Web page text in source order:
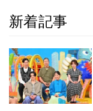
新着記事